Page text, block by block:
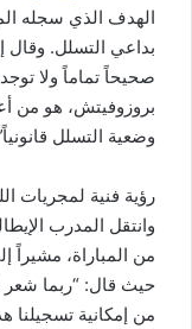
الهدف الذي سجله
بداعي التسلل.
صحيحاً تماماً ولا
بروزوفيتش، هو من
وضعية التسلل
رؤية فنية لمجريات
وانتقل المدرب
من المباراة،
حيث قال: “ربما شعر
من إمكانية تسجيلنا